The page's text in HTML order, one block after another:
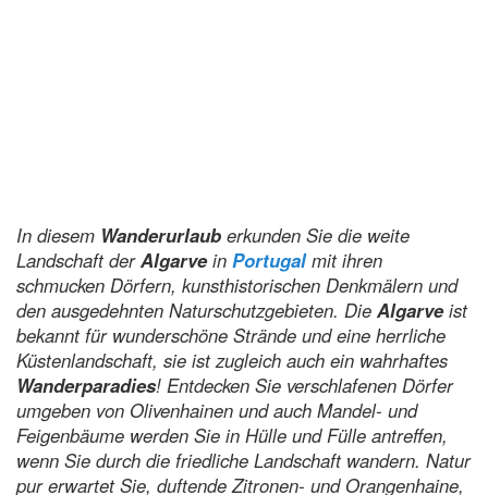
In diesem Wanderurlaub erkunden Sie die weite
Landschaft derAlgarvein Portugalmit ihren
schmucken Dörfern, kunsthistorischen Denkmälern und
den ausgedehnten Naturschutzgebieten. Die Algarveist
bekannt für wunderschöne Strände und eine herrliche
Küstenlandschaft, sie ist zugleich auch ein wahrhaftes
Wanderparadies! Entdecken Sie verschlafenen Dörfer
umgeben von Olivenhainen und auch Mandel- und
Feigenbäume werden Sie in Hülle und Fülle antreffen,
wenn Sie durch die friedliche Landschaft wandern. Natur
pur erwartet Sie, duftende Zitronen- und Orangenhaine,